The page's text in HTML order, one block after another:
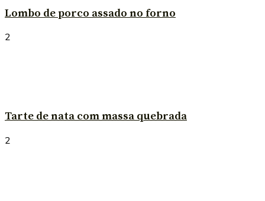
Lombo de porco assado no forno
2
Tarte de nata com massa quebrada
2